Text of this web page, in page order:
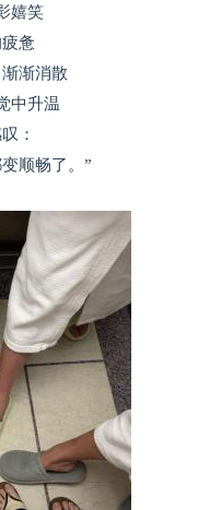
嬉笑
惫
渐消散
中升温
：
顺畅了。”